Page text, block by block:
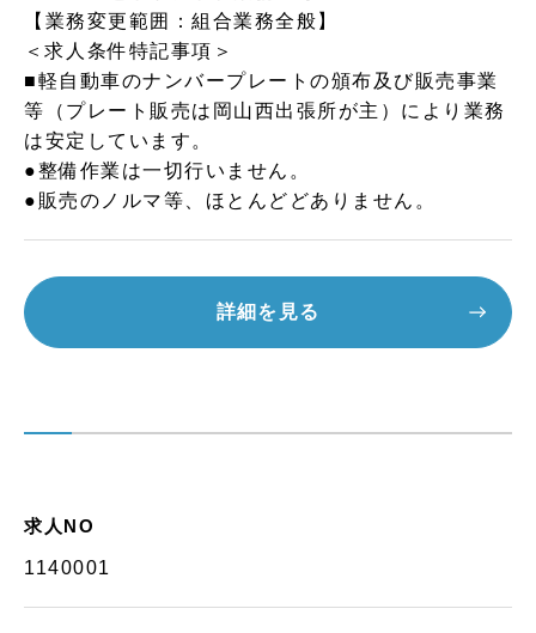
【業務変更範囲：組合業務全般】
＜求人条件特記事項＞
■軽自動車のナンバープレートの頒布及び販売事業
等（プレート販売は岡山西出張所が主）により業務
は安定しています。
●整備作業は一切行いません。
●販売のノルマ等、ほとんどどありません。
詳細を見る
求人NO
1140001